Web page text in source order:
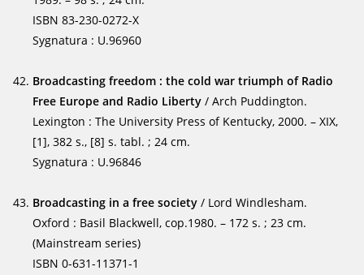
ISBN 83-230-0272-X
Sygnatura : U.96960
Broadcasting freedom : the cold war triumph of Radio
Free Europe and Radio Liberty / Arch Puddington.
Lexington : The University Press of Kentucky, 2000. – XIX,
[1], 382 s., [8] s. tabl. ; 24 cm.
Sygnatura : U.96846
Broadcasting in a free society / Lord Windlesham.
Oxford : Basil Blackwell, cop.1980. – 172 s. ; 23 cm.
(Mainstream series)
ISBN 0-631-11371-1